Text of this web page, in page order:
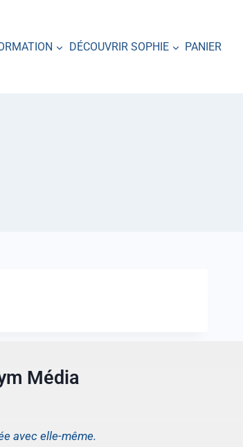
DÉCOUVRIR SOPHIE PANIER
Média
avec elle-même.